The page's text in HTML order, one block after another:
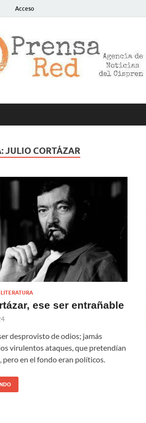
Acceso
JULIO CORTÁZAR
LITERATURA
ese ser entrañable
desprovisto de odios; jamás
virulentos ataques, que pretendían
pero en el fondo eran políticos.